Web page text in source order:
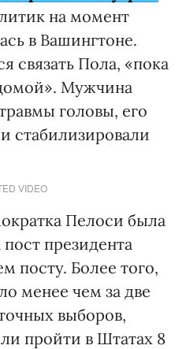
на момент
в Вашингтоне.
связать Пола, «пока
Мужчина
головы, его
стабилизировали
VIDEO
Пелоси была
президента
посту. Более того,
менее чем за две
выборов,
пройти в Штатах 8